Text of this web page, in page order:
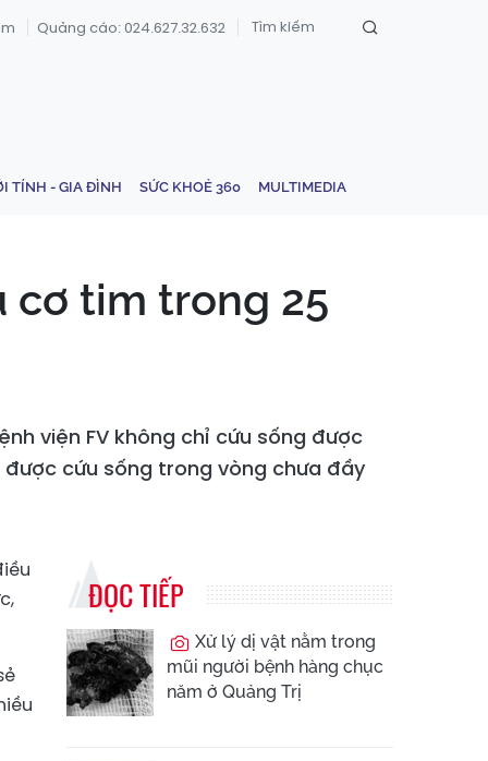
Quảng cáo: 024.627.32.632
TÍNH - GIA ĐÌNH SỨC KHOẺ 360 MULTIMEDIA
cơ tim trong 25
viện FV không chỉ cứu sống được
cứu sống trong vòng chưa đầy
ĐỌC TIẾP
Xử lý dị vật nằm trong
mũi người bệnh hàng chục
năm ở Quảng Trị